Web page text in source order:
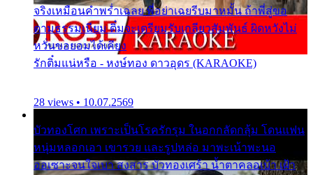
จริงเหมือนคำพร่ำเฉลย พี่อย่าเฉยรีบมาหมั้น ถ้าพี่สู่ขอ
ตามธรรมเนียม ติ๋มจะเตรียมรับเกลียวสัมพันธ์ ผิดหวังไม่
หวั่นขอยอมได้เคียง
รักติ๋มแน่หรือ - หงษ์ทอง ดาวอุดร (KARAOKE)
28 views • 10.07.2569
บัวทองโศก เพราะเป็นโรครักรุม ในอกกลัดกลุ้ม โดนแฟน
หนุ่มหลอกเอา เขารวย และรูปหล่อ มาพะเน้าพะนอ
ออเซาะจนใจเบา สงสาร บัวทองเศร้า น้ำตาคลอเบ้า เฝ้า